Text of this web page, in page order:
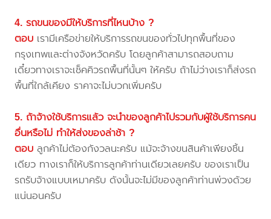
4. รถขนของมีให้บริการที่ไหนบ้าง ?
ตอบ เรามีเครือข่ายให้บริการรถขนของทั่วไปทุกพื้นที่ของ
กรุงเทพและต่างจังหวัดครับ โดยลูกค้าสามารถสอบถาม
เดี๋ยวทางเราจะเช็คคิวรถพื้นที่นั้นๆ ให้ครับ ถ้าไม่ว่างเราก็ส่งรถ
พื้นที่ใกล้เคียง ราคาจะไม่บวกเพิ่มครับ
5. ถ้าจ้างใช้บริการแล้ว จะนำของลูกค้าไปรวมกับผู้ใช้บริการคน
อื่นหรือไม่ ทำให้ส่งของล่าช้า ?
ตอบ ลูกค้าไม่ต้องกังวลนะครับ แม้จะจ้างขนสินค้าเพียงชิ้น
เดียว ทางเราก็ให้บริการลูกค้าท่านเดียวเลยครับ ของเราเป็น
รถรับจ้างแบบเหมาครับ ดังนั้นจะไม่มีของลูกค้าท่านพ่วงด้วย
แน่นอนครับ